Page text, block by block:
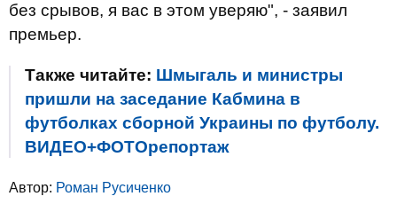
без срывов, я вас в этом уверяю", - заявил
премьер.
Также читайте: Шмыгаль и министры
пришли на заседание Кабмина в
футболках сборной Украины по футболу.
ВИДЕО+ФОТОрепортаж
Автор: Роман Русиченко